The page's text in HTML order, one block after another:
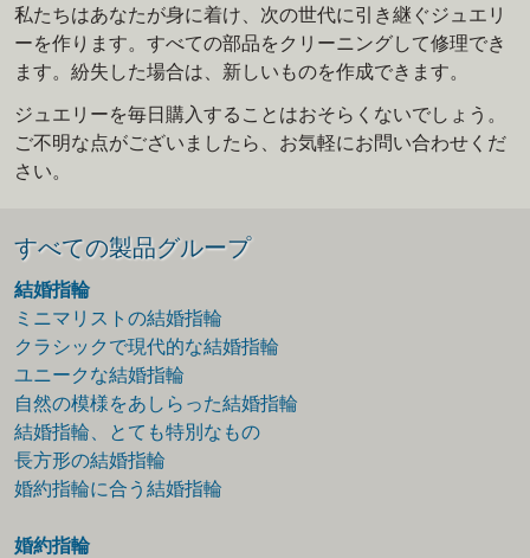
私たちはあなたが身に着け、次の世代に引き継ぐジュエリ
ーを作ります。すべての部品をクリーニングして修理でき
ます。紛失した場合は、新しいものを作成できます。
ジュエリーを毎日購入することはおそらくないでしょう。
ご不明な点がございましたら、お気軽にお問い合わせくだ
さい。
すべての製品グループ
結婚指輪
ミニマリストの結婚指輪
クラシックで現代的な結婚指輪
ユニークな結婚指輪
自然の模様をあしらった結婚指輪
結婚指輪、とても特別なもの
長方形の結婚指輪
婚約指輪に合う結婚指輪
婚約指輪